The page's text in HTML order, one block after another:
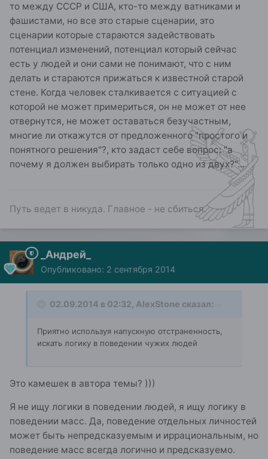
то между СССР и США, кто-то между ватниками и
фашистами, но все это старые сценарии, это
сценарии которые стараются задействовать
потенциал изменений, потенциал который сейчас
есть у людей и они сами не понимают, что с ним
делать и стараются прижаться к известной старой
стене. Когда человек сталкивается с ситуацией с
которой не может примериться, он не может от нее
отвернутся, не может оставаться безучастным,
многие ли откажутся от предложенного "простого и
понятного решения"?, кто задаст себе вопрос: "а
почему я должен выбирать только одно из двух?"...
Путь ведет в никуда. Главное - не сбиться.
_Андрей_
Опубликовано: 2 сентября 2014
02.09.2014 в 02:32, AlexStone сказал:
Приятно используя напускную отстраненность,
искать логику в поведении чужих людей
Это камешек в автора темы? )))
Я не ищу логики в поведении людей, я ищу логику в
поведении масс. Да, поведение отдельных личностей
может быть непредсказуемым и иррациональным, но
поведение масс всегда логично и предсказуемо.